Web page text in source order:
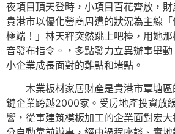
夜項目頂天登時，小項目百花齊放，財
貴港市以優化營商周遭的狀況為主線
極端！」林天秤突然跳上吧檯，用她
音發布指令。，多點發力立異辦事舉
小企業成長面對的難點和堵點。
木業板材家居財產是貴港市覃塘
鏈企業跨越2000家。受房地產投資放
響，從事建筑模板加工的企業面對宏